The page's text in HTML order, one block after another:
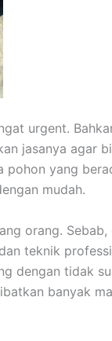
urgent.
jasanya agar
pohon yang
mudah.
orang. Sebab,
teknik
dengan tidak
banyak